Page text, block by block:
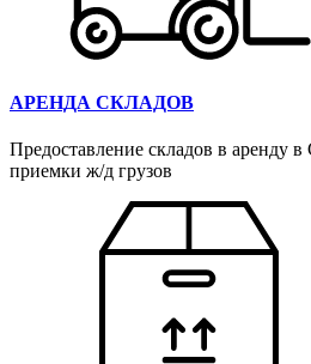
АРЕНДА СКЛАДОВ
Предоставление складов в аренду
приемки ж/д грузов